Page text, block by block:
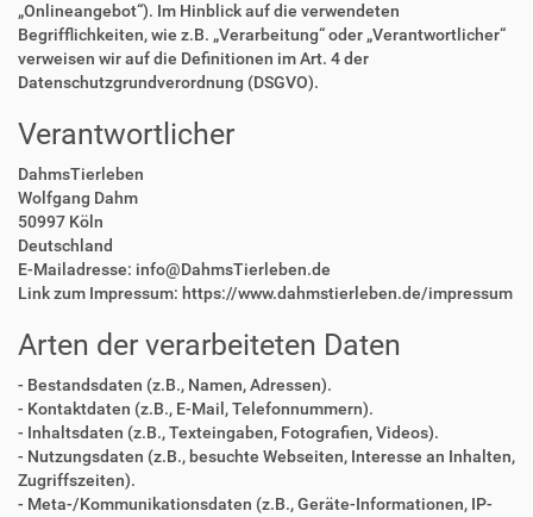
„Onlineangebot“). Im Hinblick auf die verwendeten
Begrifflichkeiten, wie z.B. „Verarbeitung“ oder „Verantwortlicher“
verweisen wir auf die Definitionen im Art. 4 der
Datenschutzgrundverordnung (DSGVO).
Verantwortlicher
DahmsTierleben
Wolfgang Dahm
50997 Köln
Deutschland
E-Mailadresse: info@DahmsTierleben.de
Link zum Impressum: https://www.dahmstierleben.de/impressum
Arten der verarbeiteten Daten
- Bestandsdaten (z.B., Namen, Adressen).
- Kontaktdaten (z.B., E-Mail, Telefonnummern).
- Inhaltsdaten (z.B., Texteingaben, Fotografien, Videos).
- Nutzungsdaten (z.B., besuchte Webseiten, Interesse an Inhalten,
Zugriffszeiten).
- Meta-/Kommunikationsdaten (z.B., Geräte-Informationen, IP-